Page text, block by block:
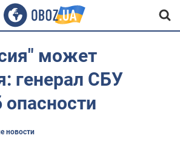
может
генерал СБУ
опасности
новости